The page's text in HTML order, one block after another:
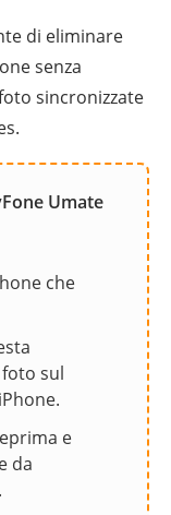
di eliminare
senza
sincronizzate
Umate
che
sul
e
da